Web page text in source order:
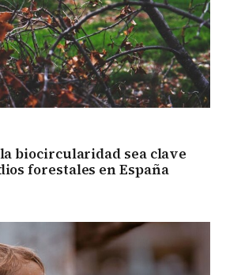
biocircularidad sea clave
forestales en España